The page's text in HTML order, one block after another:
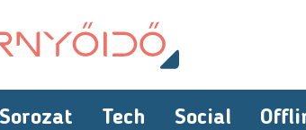
Tech Social